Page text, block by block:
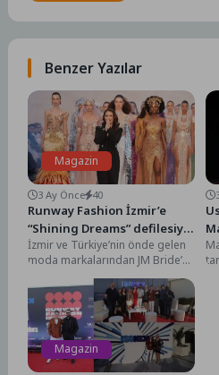
Benzer Yazılar
Magazin
3 Ay Önce 40
Runway Fashion İzmir’e
“Shining Dreams” defilesiyle
JM Bride’s damga vurdu
İzmir ve Türkiye’nin önde gelen
moda markalarından JM Bride’s,
merakla beklenen “Shining
Dreams” koleksiyonunu
Runway...
Magazin